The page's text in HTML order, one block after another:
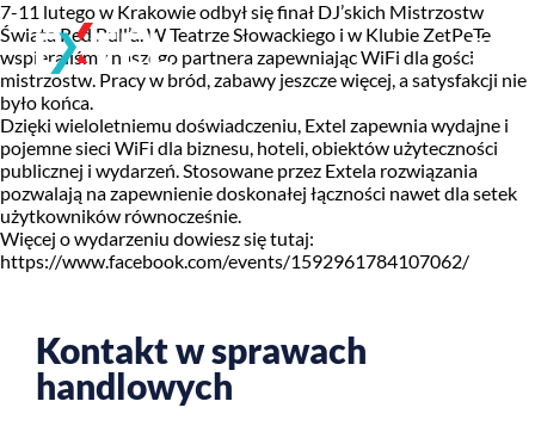
7-11 lutego w Krakowie odbył się finał DJ’skich Mistrzostw
Świata Red Bull’a. W Teatrze Słowackiego i w Klubie ZetPeTe
wspieraliśmy naszego partnera zapewniając WiFi dla gości
mistrzostw. Pracy w bród, zabawy jeszcze więcej, a satysfakcji nie
było końca.
Dzięki wieloletniemu doświadczeniu, Extel zapewnia wydajne i
pojemne sieci WiFi dla biznesu, hoteli, obiektów użyteczności
publicznej i wydarzeń. Stosowane przez Extela rozwiązania
pozwalają na zapewnienie doskonałej łączności nawet dla setek
użytkowników równocześnie.
Więcej o wydarzeniu dowiesz się tutaj:
https://www.facebook.com/events/1592961784107062/
Kontakt w sprawach
handlowych